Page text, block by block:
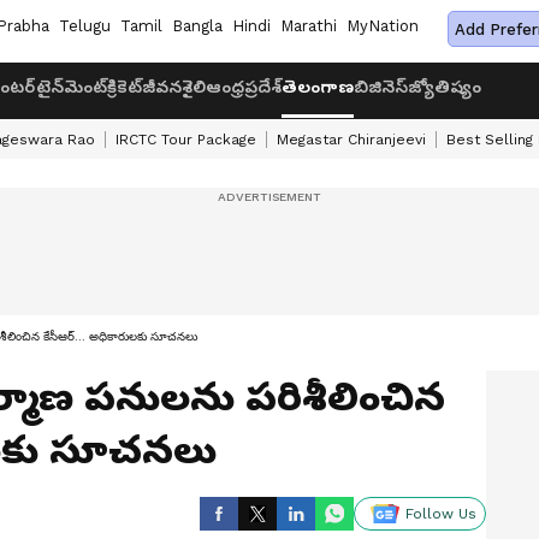
Telugu Tamil Bangla Hindi Marathi MyNation Add
క్రికెట్జీవనశైలిఆంధ్రప్రదేశ్తెలంగాణబిజినెస్జ్యోతిష్యం
Rao IRCTC Tour Package Megastar Chiranjeevi Best Selling
కేసీఆర్... అధికారులకు సూచనలు
పనులను పరిశీలించిన
సూచనలు
Follow Us